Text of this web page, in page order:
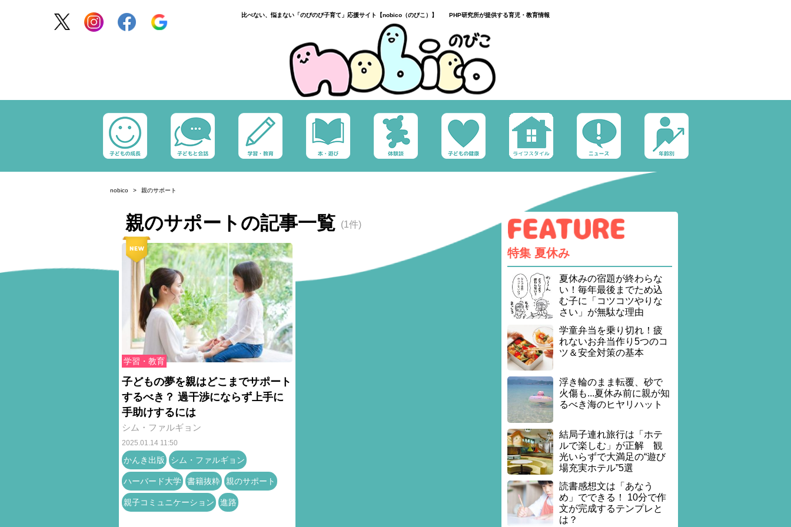
比べない、悩まない「のびのび子育て」応援サイト【nobico（のびこ）】 PHP研究所が提供する育児・教育情報
nobico 親のサポート
親のサポートの記事一覧 (1件)
学習・教育
子どもの夢を親はどこまでサポート
するべき？ 過干渉にならず上手に
手助けするには
シム・ファルギョン
2025.01.14 11:50
かんき出版 シム・ファルギョン
ハーバード大学 書籍抜粋 親のサポート
親子コミュニケーション 進路
特集 夏休み
夏休みの宿題が終わらな
い！毎年最後までため込
む子に「コツコツやりな
さい」が無駄な理由
学童弁当を乗り切れ！疲
れないお弁当作り5つのコ
ツ＆安全対策の基本
浮き輪のまま転覆、砂で
火傷も...夏休み前に親が知
るべき海のヒヤリハット
結局子連れ旅行は「ホテ
ルで楽しむ」が正解 観
光いらずで大満足の“遊び
場充実ホテル”5選
読書感想文は「あなう
め」でできる！ 10分で作
文が完成するテンプレと
は？